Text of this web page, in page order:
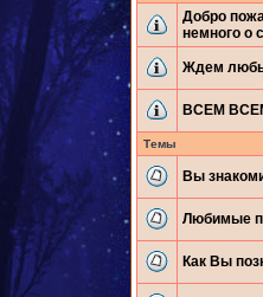
Добро
немного о
Ждем
ВСЕМ
Темы
Вы
Любимые
Как Вы